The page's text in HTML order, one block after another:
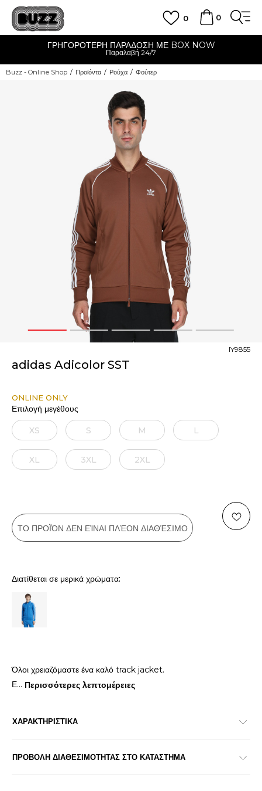
0
0
ΓΡΗΓΟΡΟΤΕΡΗ ΠΑΡΑΔΟΣΗ ΜΕ BOX NOW
Παραλαβή 24/7
Buzz - Online Shop Προϊόντα Ρούχα Φούτερ
1 2 3 4 5
adidas Adicolor SST
IY9855
ONLINE ONLY
Επιλογή μεγέθους
XS S M L
XL 3XL 2XL
ΤΟ ΠΡΟΪΌΝ ΔΕΝ ΕΊΝΑΙ ΠΛΈΟΝ ΔΙΑΘΈΣΙΜΟ
Διατίθεται σε μερικά χρώματα:
Όλοι χρειαζόμαστε ένα καλό track jacket.
Ε... Περισσότερες λεπτομέρειες
ΧΑΡΑΚΤΗΡΙΣΤΙΚΑ
ΠΡΟΒΟΛΗ ΔΙΑΘΕΣΙΜΟΤΗΤΑΣ ΣΤΟ ΚΑΤΑΣΤΗΜΑ